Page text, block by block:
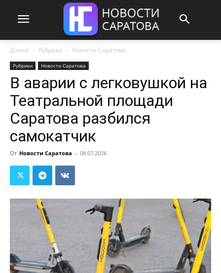
Домой Рубрики Новости Саратова
Рубрики Новости Саратова
В аварии с легковушкой на
Театральной площади
Саратова разбился
самокатчик
От Новости Саратова - 08.07.2026